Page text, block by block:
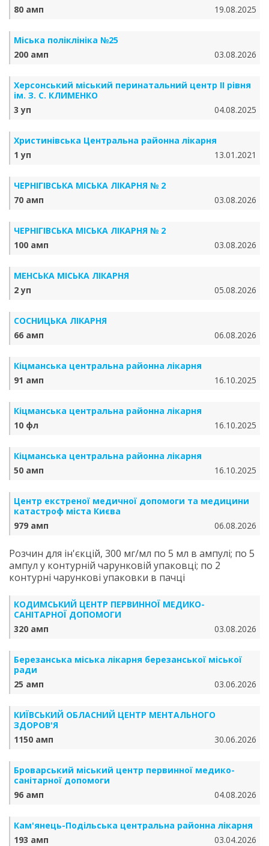
80 амп
19.08.2025
Міська поліклініка №25
200 амп
03.08.2026
Херсонський міський перинатальний центр ІІ рівня
ім. З. С. КЛИМЕНКО
3 уп
04.08.2025
Христинівська Центральна районна лікарня
1 уп
13.01.2021
ЧЕРНІГІВСЬКА МІСЬКА ЛІКАРНЯ № 2
70 амп
03.08.2026
ЧЕРНІГІВСЬКА МІСЬКА ЛІКАРНЯ № 2
100 амп
03.08.2026
МЕНСЬКА МІСЬКА ЛІКАРНЯ
2 уп
05.08.2026
СОСНИЦЬКА ЛІКАРНЯ
66 амп
06.08.2026
Кіцманська центральна районна лікарня
91 амп
16.10.2025
Кіцманська центральна районна лікарня
10 фл
16.10.2025
Кіцманська центральна районна лікарня
50 амп
16.10.2025
Центр екстреної медичної допомоги та медицини
катастроф міста Києва
979 амп
06.08.2026
Розчин для ін'єкцій, 300 мг/мл по 5 мл в ампулі; по 5
ампул у контурній чарунковій упаковці; по 2
контурні чарункові упаковки в пачці
КОДИМСЬКИЙ ЦЕНТР ПЕРВИННОЇ МЕДИКО-
САНІТАРНОЇ ДОПОМОГИ
320 амп
03.08.2026
Березанська міська лікарня березанської міської
ради
25 амп
03.06.2026
КИЇВСЬКИЙ ОБЛАСНИЙ ЦЕНТР МЕНТАЛЬНОГО
ЗДОРОВ'Я
1150 амп
30.06.2026
Броварський міський центр первинної медико-
санітарної допомоги
96 амп
04.08.2026
Кам'янець-Подільська центральна районна лікарня
193 амп
03.04.2026